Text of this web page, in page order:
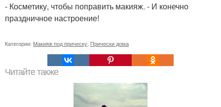
- Косметику, чтобы поправить макияж. - И конечно
праздничное настроение!
Категории: Макияж под прическу Прически дома
Читайте также